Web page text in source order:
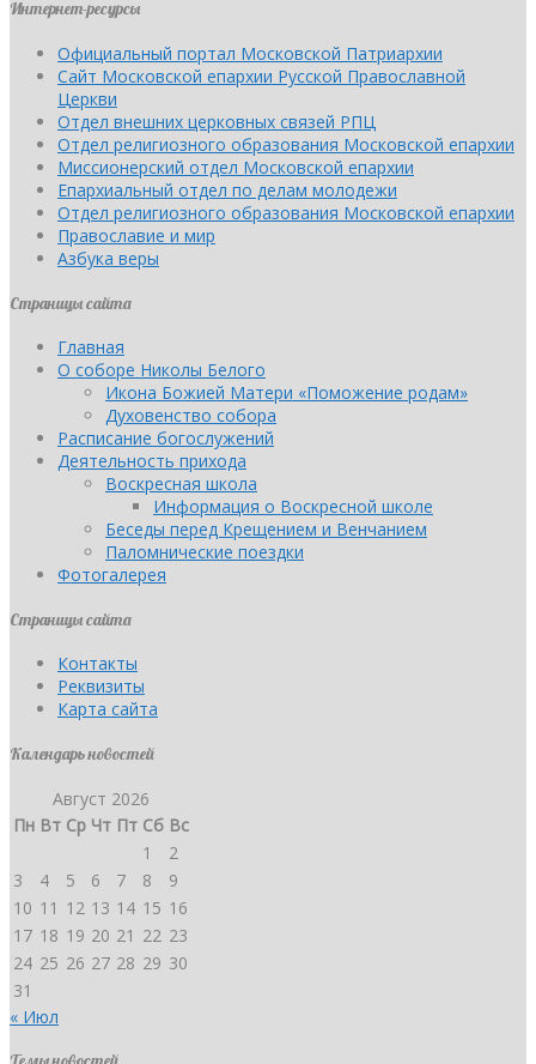
Интернет-ресурсы
Официальный портал Московской Патриархии
Сайт Московской епархии Русской Православной
Церкви
Отдел внешних церковных связей РПЦ
Отдел религиозного образования Московской епархии
Миссионерский отдел Московской епархии
Епархиальный отдел по делам молодежи
Отдел религиозного образования Московской епархии
Православие и мир
Азбука веры
Страницы сайта
Главная
О соборе Николы Белого
Икона Божией Матери «Поможение родам»
Духовенство собора
Расписание богослужений
Деятельность прихода
Воскресная школа
Информация о Воскресной школе
Беседы перед Крещением и Венчанием
Паломнические поездки
Фотогалерея
Страницы сайта
Контакты
Реквизиты
Карта сайта
Календарь новостей
Август 2026
Пн Вт Ср Чт Пт Сб Вс
1
2
3
4 5 6 7 8
9
10 11 12 13 14 15 16
17 18 19 20 21 22 23
24 25 26 27 28 29 30
31
« Июл